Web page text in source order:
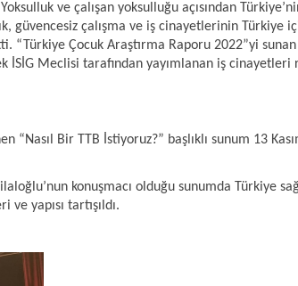
ve çalışan yoksulluğu açısından
güvencesiz çalışma ve iş cinayetlerinin
Çocuk Araştırma Raporu 2022”yi sunan
Meclisi tarafından yayımlanan iş cinayetleri
Bir TTB İstiyoruz?” başlıklı sunum 13
konuşmacı olduğu sunumda Türkiye
yapısı tartışıldı.